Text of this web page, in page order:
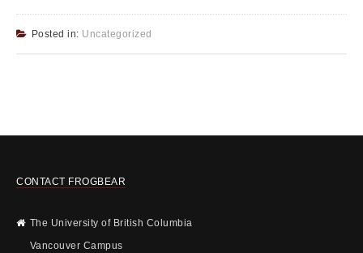
Posted in: Uncategorized
CONTACT FROGBEAR
The University of British Columbia
Vancouver Campus